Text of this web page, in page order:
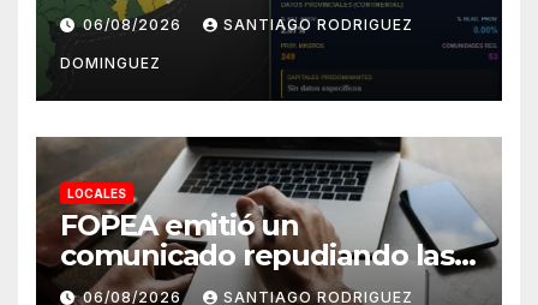
tierras rurales de Mar del
Plata pertenecen a
extranjeros
06/08/2026 SANTIAGO RODRIGUEZ
DOMINGUEZ
LOCALES
FOPEA emitió un
comunicado repudiando las
cuentas pseudo periodísticas
06/08/2026 SANTIAGO RODRIGUEZ